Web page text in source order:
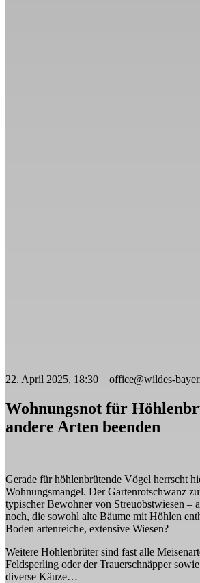
22. April 2025, 18:30 office@wildes-
Wohnungsnot für
andere Arten beenden
Gerade für höhlenbrütende Vögel herrscht
Wohnungsmangel. Der Gartenrotschwanz
typischer Bewohner von Streuobstwiesen –
noch, die sowohl alte Bäume mit Höhlen
Boden artenreiche, extensive Wiesen?
Weitere Höhlenbrüter sind fast alle
Feldsperling oder der Trauerschnäpper
diverse Käuze…